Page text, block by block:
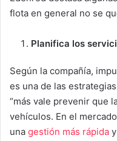
flota en general no se
Planifica los
Según la compañía,
es una de las
“más vale prevenir que
vehículos. En el
una gestión más rápida